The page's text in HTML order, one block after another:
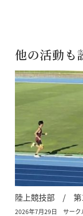
他の活動も
陸上競技部 / 第
2026年7月29日 サーク